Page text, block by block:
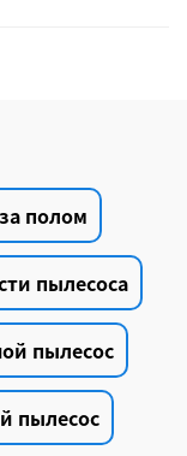
полом
пылесоса
пылесос
пылесос